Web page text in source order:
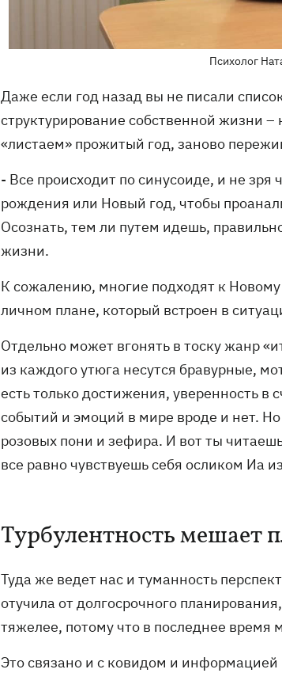
Психолог
Даже если год назад вы не писали
структурирование собственной жизни –
«листаем» прожитый год, заново
- Все происходит по синусоиде, и не
рождения или Новый год, чтобы
Осознать, тем ли путем идешь,
жизни.
К сожалению, многие подходят к
личном плане, который встроен в
Отдельно может вгонять в тоску жанр
из каждого утюга несутся бравурные,
есть только достижения, уверенность в
событий и эмоций в мире вроде и нет.
розовых пони и зефира. И вот ты
все равно чувствуешь себя осликом Иа
Турбулентность мешает
Туда же ведет нас и туманность
отучила от долгосрочного
тяжелее, потому что в последнее время
Это связано и с ковидом и информацией